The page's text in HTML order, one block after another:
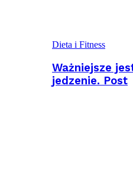
Dieta i Fitness
Ważniejsze
jedzenie. Post